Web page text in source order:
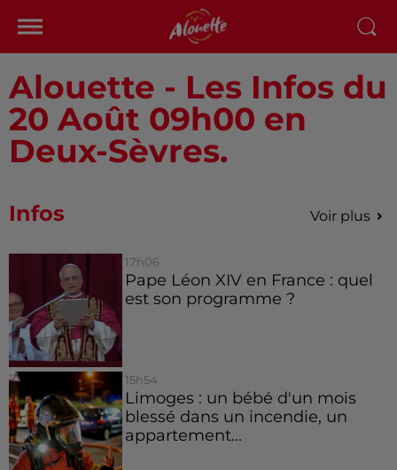
Alouette - Les Infos du
20 Août 09h00 en
Deux-Sèvres.
Infos Voir plus
17h06
Pape Léon XIV en France : quel
est son programme ?
15h54
Limoges : un bébé d'un mois
blessé dans un incendie, un
appartement...